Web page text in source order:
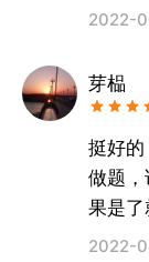
的去学
2022-
芽榀
挺好
做题
果是
像没有
2022-